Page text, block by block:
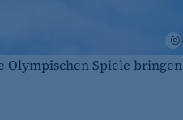
Olympischen Spiele bringen